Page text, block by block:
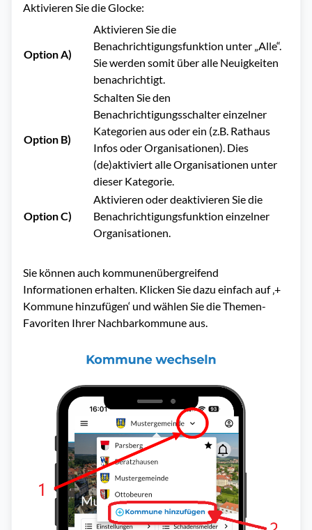
Aktivieren Sie die Glocke:
Option A)
Aktivieren Sie die
Benachrichtigungsfunktion unter „Alle“.
Sie werden somit über alle Neuigkeiten
benachrichtigt.
Option B)
Schalten Sie den
Benachrichtigungsschalter einzelner
Kategorien aus oder ein (z.B. Rathaus
Infos oder Organisationen). Dies
(de)aktiviert alle Organisationen unter
dieser Kategorie.
Option C)
Aktivieren oder deaktivieren Sie die
Benachrichtigungsfunktion einzelner
Organisationen.
Sie können auch kommunenübergreifend
Informationen erhalten. Klicken Sie dazu einfach auf ‚+
Kommune hinzufügen‘ und wählen Sie die Themen-
Favoriten Ihrer Nachbarkommune aus.